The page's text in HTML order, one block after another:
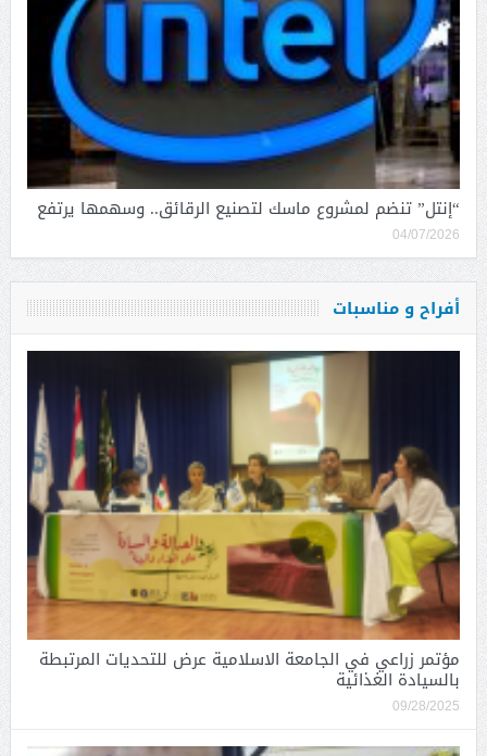
“إنتل” تنضم لمشروع ماسك لتصنيع الرقائق.. وسهمها يرتفع
04/07/2026
أفراح و مناسبات
مؤتمر زراعي في الجامعة الاسلامية عرض للتحديات المرتبطة
بالسيادة الغذائية
09/28/2025